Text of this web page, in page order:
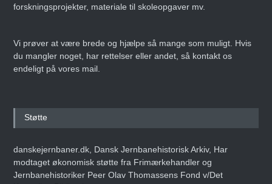
forskningsprojekter, materiale til skoleopgaver mv.
Vi prøver at være brede og hjælpe så mange som muligt. Hvis
du mangler noget, har rettelser eller andet, så kontakt os
endeligt på vores mail.
Støtte
danskejernbaner.dk, Dansk Jernbanehistorisk Arkiv, Har
modtaget økonomisk støtte fra Frimærkehandler og
Jernbanehistoriker Peer Olav Thomassens Fond v/Det